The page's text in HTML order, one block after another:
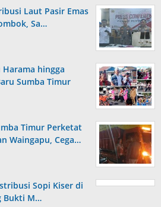
Laut Pasir Emas
Sa…
hingga
Sumba Timur
Timur Perketat
Waingapu, Cega…
Sopi Kiser di
Bukti M…